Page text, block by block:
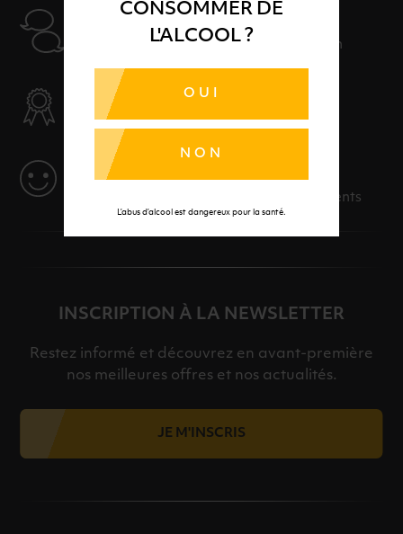
CONSOMMER DE
L'ALCOOL ?
OUI
NON
L’abus d’alcool est dangereux pour la santé.
Nos conseillers sont à votre disposition
SÉLECTION & QUALITÉ
Des produits sélectionnés avec soins
SERVICE
Des solutions adaptées à vos événements
INSCRIPTION À LA NEWSLETTER
Restez informé et découvrez en avant-première
nos meilleures offres et nos actualités.
JE M'INSCRIS